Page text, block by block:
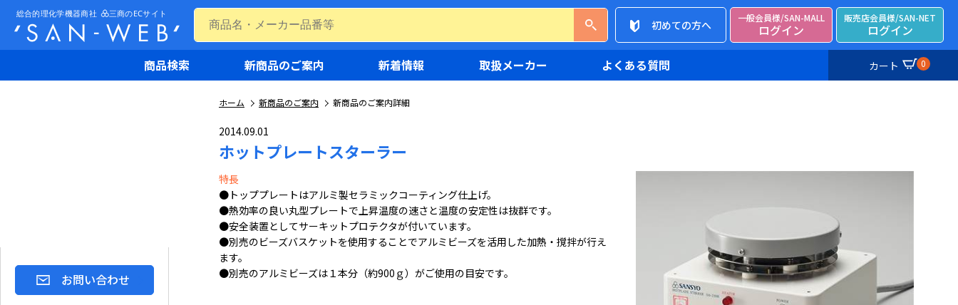
初めての方へ
一般会員様/SAN-MALL
ログイン
販売店会員様/SAN-NET
ログイン
カート 0
商品検索 新商品のご案内 新着情報 取扱メーカー よくある質問
ホーム 新商品のご案内 新商品のご案内詳細
2014.09.01
ホットプレートスターラー
特長
●トッププレートはアルミ製セラミックコーティング仕上げ。
●熱効率の良い丸型プレートで上昇温度の速さと温度の安定性は抜群です。
●安全装置としてサーキットプロテクタが付いています。
●別売のビーズバスケットを使用することでアルミビーズを活用した加熱・撹拌が行え
ます。
●別売のアルミビーズは１本分（約900ｇ）がご使用の目安です。
お問い合わせ